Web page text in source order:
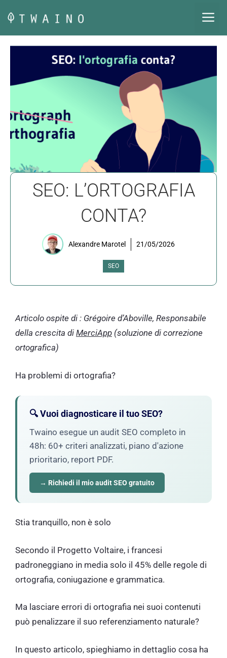
contenuto
SEO: L’ORTOGRAFIA
CONTA?
Alexandre Marotel 21/05/2026
SEO
Articolo ospite di : Grégoire d’Aboville, Responsabile
della crescita di MerciApp (soluzione di correzione
ortografica)
Ha problemi di ortografia?
🔍 Vuoi diagnosticare il tuo SEO?
Twaino esegue un audit SEO completo in
48h: 60+ criteri analizzati, piano d'azione
prioritario, report PDF.
→ Richiedi il mio audit SEO gratuito
Stia tranquillo, non è solo
Secondo il Progetto Voltaire, i francesi
padroneggiano in media solo il 45% delle regole di
ortografia, coniugazione e grammatica.
Ma lasciare errori di ortografia nei suoi contenuti
può penalizzare il suo referenziamento naturale?
In questo articolo, spieghiamo in dettaglio cosa ha